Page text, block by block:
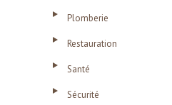
Plomberie
Restauration
Santé
Sécurité